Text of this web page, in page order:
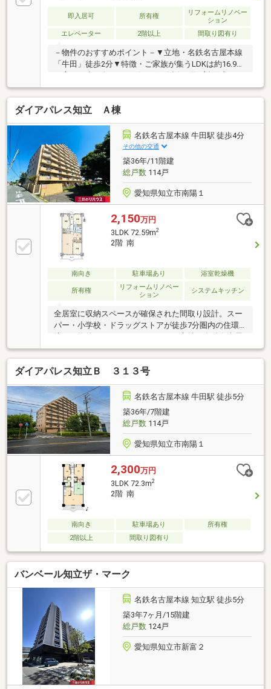
即入居可 所有権
リフォームリノベー
ション
エレベーター
2階以上 間取り図有り
－物件のおすすめポイント－▼立地・名鉄名古屋本線
「牛田」徒歩2分▼特徴・ご家族が集うLDKは約16.9帖
チン・全洋室・ホールに収納スペースを設置▼設備・
オートロック▼2026年6月室内リフォーム内容【新品
交換】キッチン、バス、トイレ、洗面化粧台、建具
【貼替】クロス全室、床材【その他】ハウスクリーニ
ング▼周辺環境・アオキスーパー知立店 徒歩9分(約
700m)・八ツ田小学校 徒歩9分(約650m)■ ご希望の住
まい探しをお手伝いします ━━━━━・・・物件の詳
細・ご相談はお気軽にお問い合わせください。
ダイアパレス知立 Ａ棟
名鉄名古屋本線 牛田駅 徒歩4分
その他の交通
築36年/11階建
総戸数114戸
愛知県知立市南陽１
2,150万円
3LDK 72.59m2
2階 南
南向き 駐車場あり 浴室乾燥機
所有権
リフォームリノベー
ション
システムキッチン
全居室に収納スペースが確保された間取り設計。スー
パー・小学校・ドラッグストアが徒歩7分圏内の住環
本線「牛田」駅 徒歩4分 他▼特徴・LDと隣接する洋室
は一体利用も可能・お料理に集中しやすい壁付けキッ
チン・浴室乾燥機有・宅配ボックス有▼2021年3月室
内リフォーム履歴【交換】キッチン、UB、洗面化粧
台、トイレ、全室室内ドア【張替】全室フローリン
グ、全室クロス▼周辺環境・アオキスーパー知立店 徒
歩5分(約350m)・知立市立八ツ田小学校 徒歩7分(約
500m)・V・drug牛田店 徒歩4分(約270m)
ダイアパレス知立Ｂ ３１３号
名鉄名古屋本線 牛田駅 徒歩5分
築36年/7階建
総戸数114戸
愛知県知立市南陽１
2,300万円
3LDK 72.3m2
2階 南
南向き 駐車場あり
所有権
2階以上
間取り図有り
バンベール知立ザ・マーク
名鉄名古屋本線 知立駅 徒歩5分
築3年7ヶ月/15階建
総戸数124戸
愛知県知立市新富２